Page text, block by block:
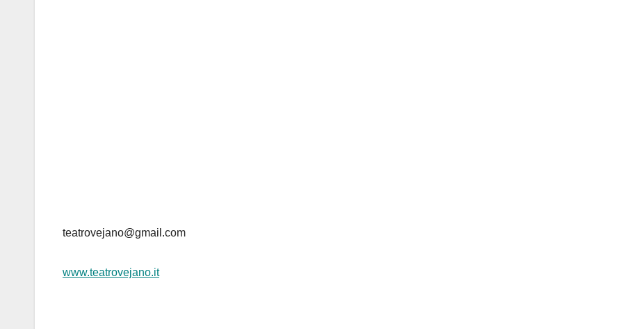
teatrovejano@gmail.com
www.teatrovejano.it